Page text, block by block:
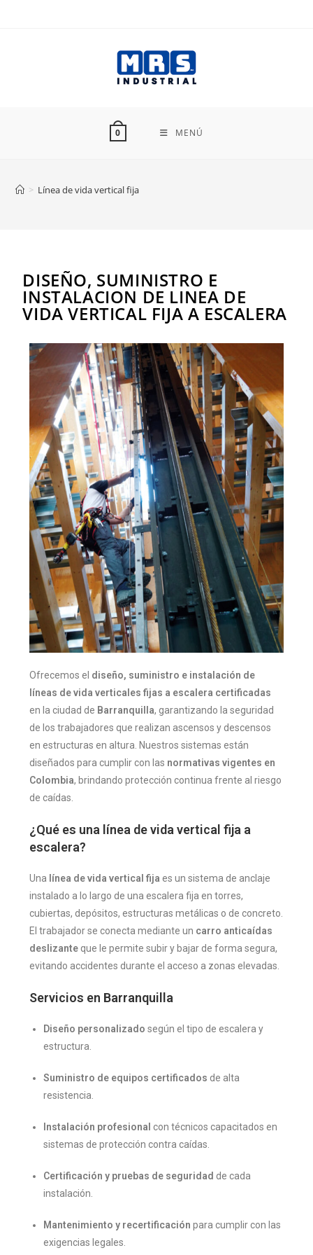
0 MENÚ
> Línea de vida vertical fija
DISEÑO, SUMINISTRO E
INSTALACION DE LINEA DE
VIDA VERTICAL FIJA A ESCALERA
Ofrecemos el diseño, suministro e instalación de
líneas de vida verticales fijas a escalera certificadas
en la ciudad de Barranquilla, garantizando la seguridad
de los trabajadores que realizan ascensos y descensos
en estructuras en altura. Nuestros sistemas están
diseñados para cumplir con las normativas vigentes en
Colombia, brindando protección continua frente al riesgo
de caídas.
¿Qué es una línea de vida vertical fija a
escalera?
Una línea de vida vertical fija es un sistema de anclaje
instalado a lo largo de una escalera fija en torres,
cubiertas, depósitos, estructuras metálicas o de concreto.
El trabajador se conecta mediante un carro anticaídas
deslizante que le permite subir y bajar de forma segura,
evitando accidentes durante el acceso a zonas elevadas.
Servicios en Barranquilla
Diseño personalizado según el tipo de escalera y
estructura.
Suministro de equipos certificados de alta
resistencia.
Instalación profesional con técnicos capacitados en
sistemas de protección contra caídas.
Certificación y pruebas de seguridad de cada
instalación.
Mantenimiento y recertificación para cumplir con las
exigencias legales.